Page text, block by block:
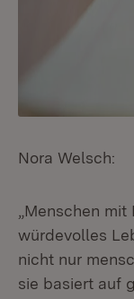
Nora Welsch:
„Menschen
würdevolles
nicht nur
sie basiert auf